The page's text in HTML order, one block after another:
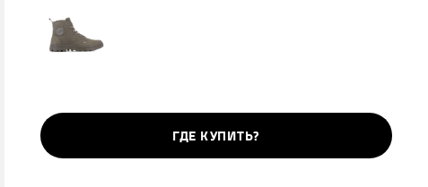
ГДЕ КУПИТЬ?